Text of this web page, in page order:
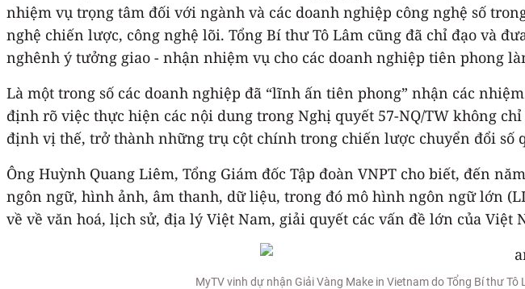
nhiệm vụ trọng tâm đối với ngành và các doanh nghiệp công nghệ số
nghệ chiến lược, công nghệ lõi. Tổng Bí thư Tô Lâm cũng đã chỉ đạo và
nghênh ý tưởng giao - nhận nhiệm vụ cho các doanh nghiệp tiên phong
Là một trong số các doanh nghiệp đã “lĩnh ấn tiên phong” nhận các
định rõ việc thực hiện các nội dung trong Nghị quyết 57-NQ/TW không
định vị thế, trở thành những trụ cột chính trong chiến lược chuyển đổi số
Ông Huỳnh Quang Liêm, Tổng Giám đốc Tập đoàn VNPT cho biết, đến
ngôn ngữ, hình ảnh, âm thanh, dữ liệu, trong đó mô hình ngôn ngữ lớn
về về văn hoá, lịch sử, địa lý Việt Nam, giải quyết các vấn đề lớn của Việt
MyTV vinh dự nhận Giải Vàng Make in Vietnam do Tổng Bí thư